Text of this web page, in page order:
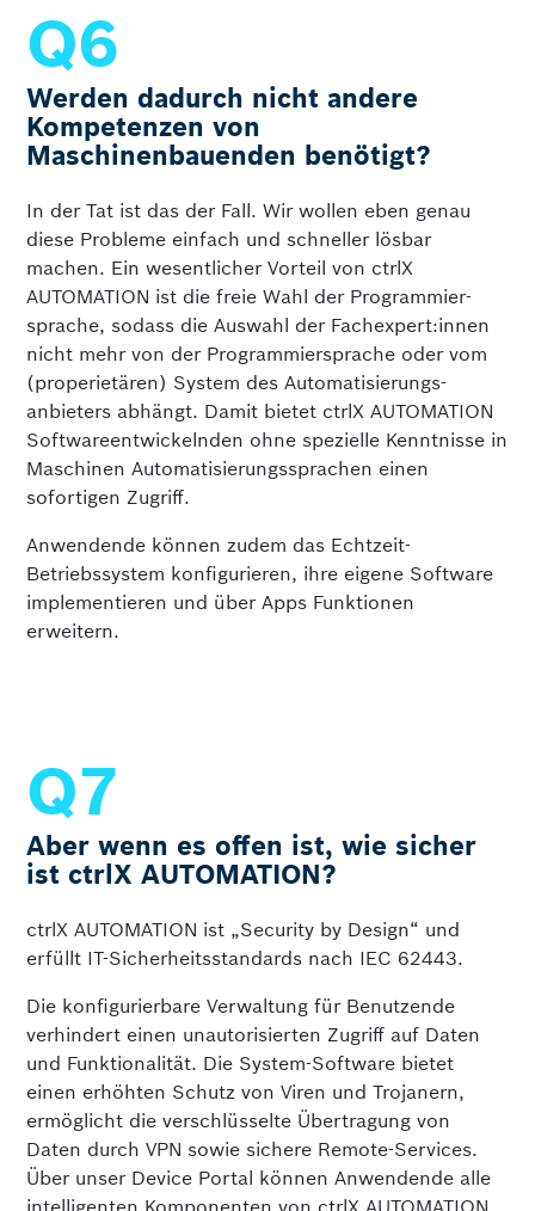
Werden dadurch nicht andere
Kompetenzen von
Maschinenbauenden benötigt?
In der Tat ist das der Fall. Wir wollen eben genau
diese Probleme einfach und schneller lösbar
machen. Ein wesentlicher Vorteil von ctrlX
AUTOMATION ist die freie Wahl der Programmier­
sprache, sodass die Auswahl der Fachexpert:innen
nicht mehr von der Programmier­sprache oder vom
(properietären) System des Automatisierungs­
anbieters abhängt. Damit bietet ctrlX AUTOMATION
Software­entwickelnden ohne spezielle Kenntnisse in
Maschinen Automatisierungs­sprachen einen
sofortigen Zugriff.
Anwendende können zudem das Echtzeit-
Betriebssystem konfigurieren, ihre eigene Software
implementieren und über Apps Funktionen
erweitern.
Aber wenn es offen ist, wie sicher
ist ctrlX AUTOMATION?
ctrlX AUTOMATION ist „Security by Design“ und
erfüllt IT-Sicherheitsstandards nach IEC 62443.
Die konfigurierbare Verwaltung für Benutzende
verhindert einen unautorisierten Zugriff auf Daten
und Funktionalität. Die System-Software bietet
einen erhöhten Schutz von Viren und Trojanern,
ermöglicht die verschlüsselte Übertragung von
Daten durch VPN sowie sichere Remote-Services.
Über unser Device Portal können Anwendende alle
intelligenten Komponenten von ctrlX AUTOMATION